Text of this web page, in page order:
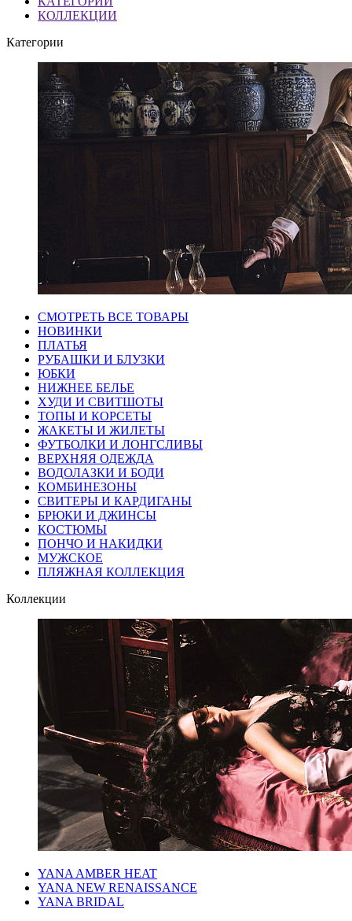
КОЛЛЕКЦИИ
Категории
СМОТРЕТЬ ВСЕ ТОВАРЫ
НОВИНКИ
ПЛАТЬЯ
РУБАШКИ И БЛУЗКИ
ЮБКИ
НИЖНЕЕ БЕЛЬЕ
ХУДИ И СВИТШОТЫ
ТОПЫ И КОРСЕТЫ
ЖАКЕТЫ И ЖИЛЕТЫ
ФУТБОЛКИ И ЛОНГСЛИВЫ
ВЕРХНЯЯ ОДЕЖДА
ВОДОЛАЗКИ И БОДИ
КОМБИНЕЗОНЫ
СВИТЕРЫ И КАРДИГАНЫ
БРЮКИ И ДЖИНСЫ
КОСТЮМЫ
ПОНЧО И НАКИДКИ
МУЖСКОЕ
ПЛЯЖНАЯ КОЛЛЕКЦИЯ
Коллекции
YANA AMBER HEAT
YANA NEW RENAISSANCE
YANA BRIDAL